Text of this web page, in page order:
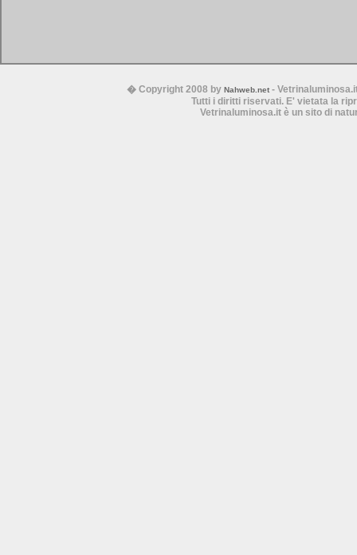
� Copyright 2008 by Nahweb.net-
Tutti i diritti riservati. E' vietata la
Vetrinaluminosa.it è un sito di